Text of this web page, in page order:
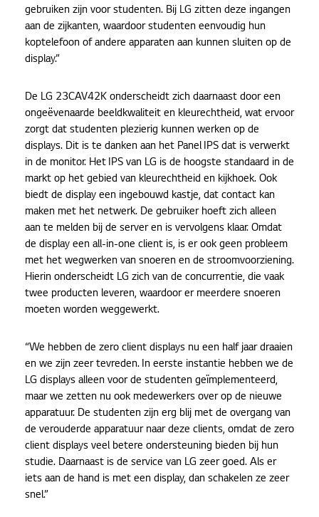
gebruiken zijn voor studenten. Bij LG zitten deze ingangen
aan de zijkanten, waardoor studenten eenvoudig hun
koptelefoon of andere apparaten aan kunnen sluiten op de
display.”
De LG 23CAV42K onderscheidt zich daarnaast door een
ongeëvenaarde beeldkwaliteit en kleurechtheid, wat ervoor
zorgt dat studenten plezierig kunnen werken op de
displays. Dit is te danken aan het Panel IPS dat is verwerkt
in de monitor. Het IPS van LG is de hoogste standaard in de
markt op het gebied van kleurechtheid en kijkhoek. Ook
biedt de display een ingebouwd kastje, dat contact kan
maken met het netwerk. De gebruiker hoeft zich alleen
aan te melden bij de server en is vervolgens klaar. Omdat
de display een all-in-one client is, is er ook geen probleem
met het wegwerken van snoeren en de stroomvoorziening.
Hierin onderscheidt LG zich van de concurrentie, die vaak
twee producten leveren, waardoor er meerdere snoeren
moeten worden weggewerkt.
“We hebben de zero client displays nu een half jaar draaien
en we zijn zeer tevreden. In eerste instantie hebben we de
LG displays alleen voor de studenten geïmplementeerd,
maar we zetten nu ook medewerkers over op de nieuwe
apparatuur. De studenten zijn erg blij met de overgang van
de verouderde apparatuur naar deze clients, omdat de zero
client displays veel betere ondersteuning bieden bij hun
studie. Daarnaast is de service van LG zeer goed. Als er
iets aan de hand is met een display, dan schakelen ze zeer
snel.”